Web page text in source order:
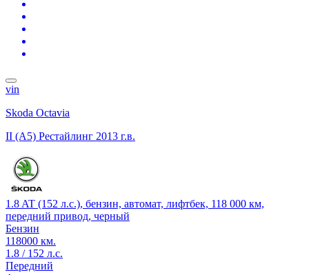
vin
Skoda Octavia
II (A5) Рестайлинг 2013 г.в.
1.8 AT (152 л.с.), бензин, автомат, лифтбек, 118 000 км,
передний привод, черный
Бензин
118000 км.
1.8 / 152 л.с.
Передний